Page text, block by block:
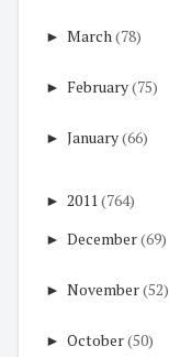
► March(78)
► February(75)
► January(66)
► 2011 (764)
► December(69)
► November(52)
► October(50)